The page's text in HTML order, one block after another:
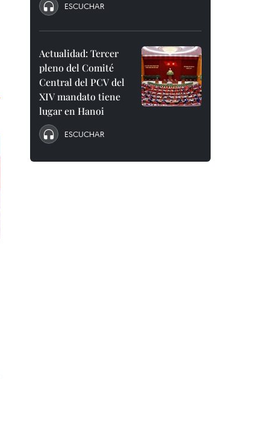
ESCUCHAR
Actualidad: Tercer
pleno del Comité
Central del PCV del
XIV mandato tiene
lugar en Hanoi
ESCUCHAR